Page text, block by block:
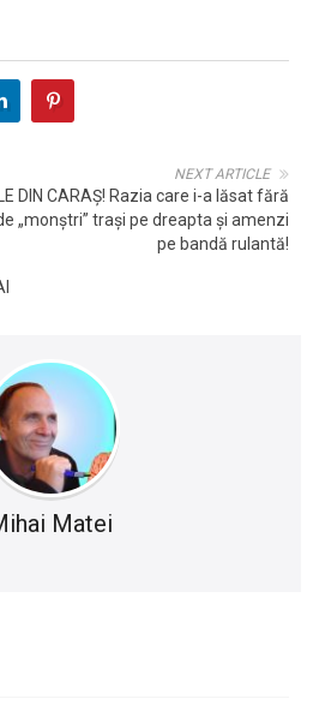
NEXT ARTICLE
DIN CARAȘ! Razia care i-a lăsat fără
„monștri” trași pe dreapta și amenzi
pe bandă rulantă!
Matei